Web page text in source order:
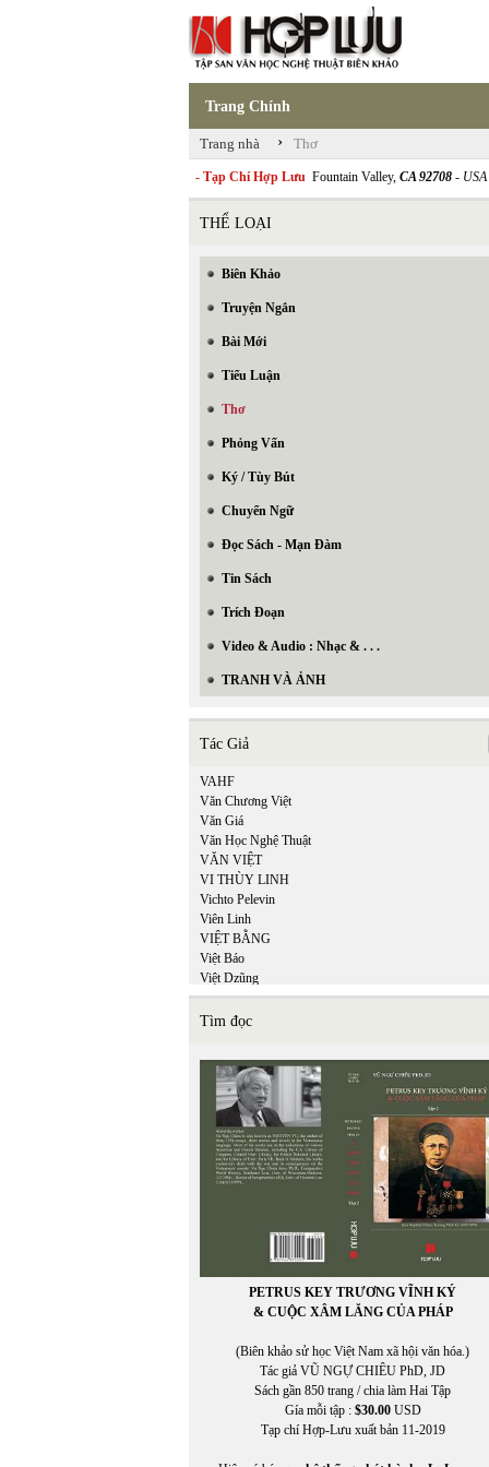
Trang Chính
Trang nhà › Thơ
- Tạp Chí Hợp Lưu Fountain Valley, CA 92708 - USA
THỂ LOẠI
Biên Khảo
Truyện Ngắn
Bài Mới
Tiểu Luận
Thơ
Phỏng Vấn
Ký / Tùy Bút
Chuyển Ngữ
Đọc Sách - Mạn Đàm
Tin Sách
Trích Đoạn
Video & Audio : Nhạc & . . .
TRANH VÀ ẢNH
Tác Giả
VAHF
Văn Chương Việt
Văn Giá
Văn Học Nghệ Thuật
VĂN VIỆT
VI THÙY LINH
Vichto Pelevin
Viên Linh
VIỆT BẰNG
Việt Báo
Việt Dzũng
Việt Khang
VIỆT MINH
Việt Phương
VIỆT TRÚC
VIETNAM FILM CLUB
VIETNAM FILM CLUB, CHU LYNH, THỤY
VIETNAM.NET
VĨNH HẢO
VĨNH THÔNG
Võ Thị Như Mai
Võ Thị Xuân Hà
VOA ASIA
VOA Tiếng Việt
Vũ Đỗ Hoàng
Tìm đọc
PETRUS KEY TRƯƠNG VĨNH KÝ
& CUỘC XÂM LĂNG CỦA PHÁP
(Biên khảo sử học Việt Nam xã hội văn hóa.)
Tác giả VŨ NGỰ CHIÊU PhD, JD
Sách gần 850 trang / chia làm Hai Tập
Gía mỗi tập : $30.00USD
Tạp chí Hợp-Lưu xuất bản 11-2019